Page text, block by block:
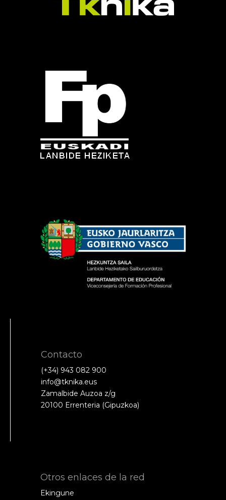
Contacto
(+34) 943 082 900
info@tknika.eus
Zamalbide Auzoa z/g
20100 Errenteria (Gipuzkoa)
Otros enlaces de la red
Ekingune